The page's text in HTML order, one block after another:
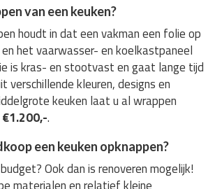
van een keuken?
houdt in dat een vakman een folie op
het vaarwasser- en koelkastpaneel
is kras- en stootvast en gaat lange tijd
verschillende kleuren, designs en
keuken laat u al wrappen
.
een keuken opknappen?
Ook dan is renoveren mogelijk!